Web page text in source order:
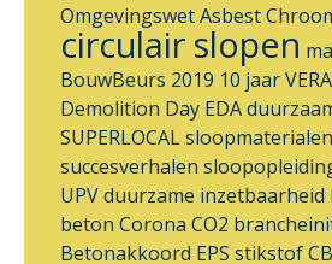
OmgevingswetAsbest
circulair slopen
BouwBeurs 2019 10 jaar
Demolition Day EDA
SUPERLOCALsloopmaterialen
succesverhalen
UPVduurzame inzetbaarheid
beton Corona CO2
Betonakkoord EPS stikstof